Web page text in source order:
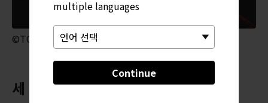
multiple languages
Continue
©TOKYO TOWER
세 개 계층과 기막힌 전망